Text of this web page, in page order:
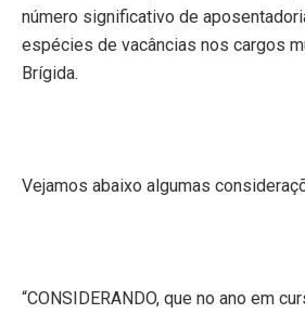
número significativo de
espécies de vacâncias nos cargos
Brígida.
Vejamos abaixo algumas
“CONSIDERANDO, que no ano em